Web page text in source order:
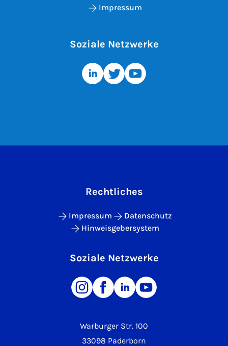
Impressum
Soziale Netzwerke
Warburger Str. 100
33098 Paderborn
Rechtliches
Impressum
Datenschutz
Hinweisgebersystem
Soziale Netzwerke